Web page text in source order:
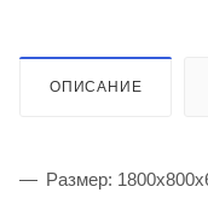
ОПИСАНИЕ
Размер: